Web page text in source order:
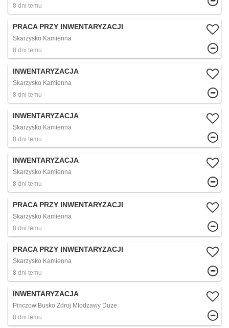
8 dni temu
PRACA PRZY INWENTARYZACJI
Skarzysko Kamienna
8 dni temu
INWENTARYZACJA
Skarzysko Kamienna
8 dni temu
INWENTARYZACJA
Skarzysko Kamienna
8 dni temu
INWENTARYZACJA
Skarzysko Kamienna
8 dni temu
PRACA PRZY INWENTARYZACJI
Skarzysko Kamienna
8 dni temu
PRACA PRZY INWENTARYZACJI
Skarzysko Kamienna
8 dni temu
INWENTARYZACJA
Pinczow Busko Zdroj Mlodzawy Duze
8 dni temu